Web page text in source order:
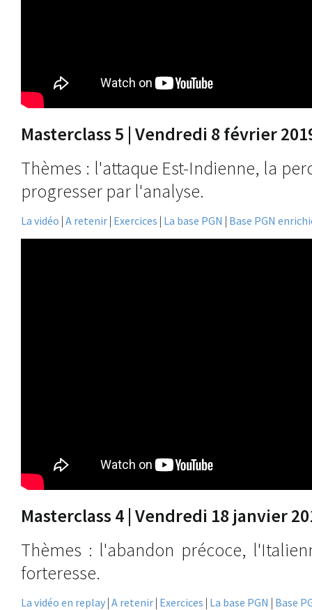
Masterclass 5 | Vendredi 8 février
Thèmes : l'attaque Est-Indienne, la
progresser par l'analyse.
La vidéo | A retenir | Exercices | La base PGN | Base PGN
Masterclass 4 | Vendredi 18 janvier
Thèmes : l'abandon précoce,
forteresse.
La vidéo en replay | A retenir | Exercices | La base PGN | Base